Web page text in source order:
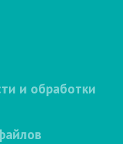
и обработки